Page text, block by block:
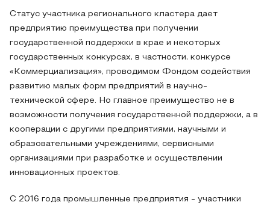
Статус участника регионального кластера дает
предприятию преимущества при получении
государственной поддержки в крае и некоторых
государственных конкурсах, в частности, конкурсе
«Коммерциализация», проводимом Фондом содействия
развитию малых форм предприятий в научно-
технической сфере. Но главное преимущество не в
возможности получения государственной поддержки, а в
кооперации с другими предприятиями, научными и
образовательными учреждениями, сервисными
организациями при разработке и осуществлении
инновационных проектов.
С 2016 года промышленные предприятия - участники